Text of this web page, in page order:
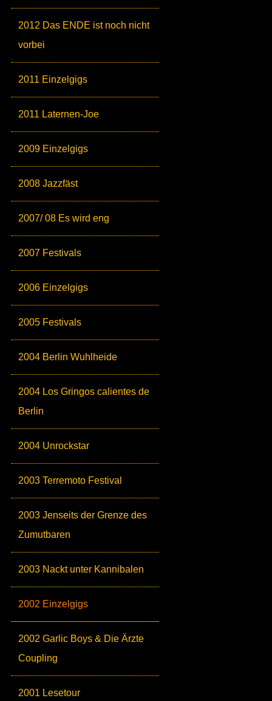
2012 Das ENDE ist noch nicht
vorbei
2011 Einzelgigs
2011 Laternen-Joe
2009 Einzelgigs
2008 Jazzfäst
2007/ 08 Es wird eng
2007 Festivals
2006 Einzelgigs
2005 Festivals
2004 Berlin Wuhlheide
2004 Los Gringos calientes de
Berlin
2004 Unrockstar
2003 Terremoto Festival
2003 Jenseits der Grenze des
Zumutbaren
2003 Nackt unter Kannibalen
2002 Einzelgigs
2002 Garlic Boys & Die Ärzte
Coupling
2001 Lesetour